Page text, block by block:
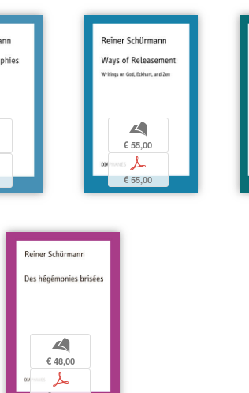
b
€ 55,00
p
€ 55,00
b
€ 48,00
p